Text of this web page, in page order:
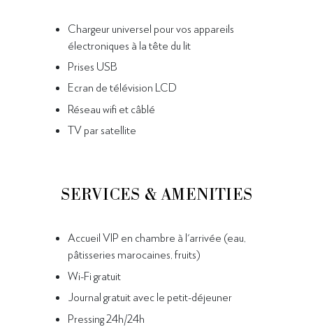
Chargeur universel pour vos appareils
électroniques à la tête du lit
Prises USB
Ecran de télévision LCD
Réseau wifi et câblé
TV par satellite
SERVICES & AMENITIES
Accueil VIP en chambre à l'arrivée (eau,
pâtisseries marocaines, fruits)
Wi-Fi gratuit
Journal gratuit avec le petit-déjeuner
Pressing 24h/24h